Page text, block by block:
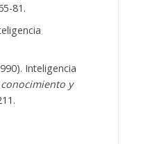
81.
Inteligencia
y